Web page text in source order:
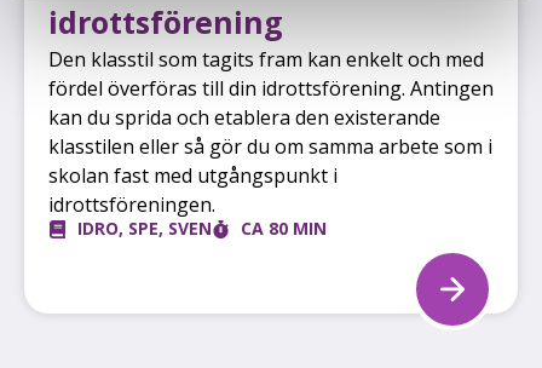
idrottsförening
Den klasstil som tagits fram kan enkelt och med
fördel överföras till din idrottsförening. Antingen
kan du sprida och etablera den existerande
klasstilen eller så gör du om samma arbete som i
skolan fast med utgångspunkt i
idrottsföreningen.
IDRO, SPE, SVEN CA 80 MIN